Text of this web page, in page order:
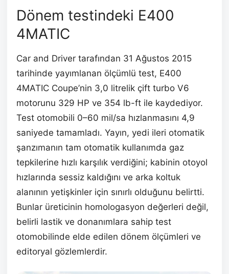
Dönem testindeki E400
4MATIC
Car and Driver tarafından 31 Ağustos 2015
tarihinde yayımlanan ölçümlü test, E400
4MATIC Coupe’nin 3,0 litrelik çift turbo V6
motorunu 329 HP ve 354 lb-ft ile kaydediyor.
Test otomobili 0–60 mil/sa hızlanmasını 4,9
saniyede tamamladı. Yayın, yedi ileri otomatik
şanzımanın tam otomatik kullanımda gaz
tepkilerine hızlı karşılık verdiğini; kabinin otoyol
hızlarında sessiz kaldığını ve arka koltuk
alanının yetişkinler için sınırlı olduğunu belirtti.
Bunlar üreticinin homologasyon değerleri değil,
belirli lastik ve donanımlara sahip test
otomobilinde elde edilen dönem ölçümleri ve
editoryal gözlemlerdir.